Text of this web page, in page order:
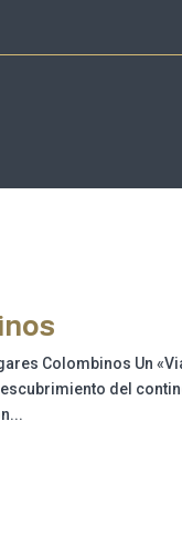
Colombinos Un
del